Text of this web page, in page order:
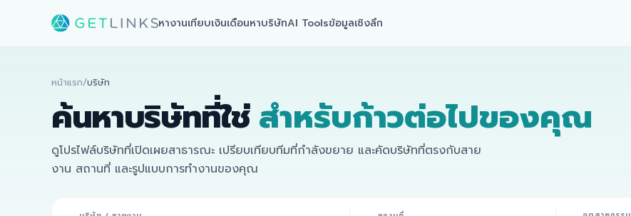
หางานเทียบเงินเดือนหาบริษัทAI Toolsข้อมูลเชิงลึก
หน้าแรก/บริษัท
ค้นหาบริษัทที่ใช่ สำหรับก้าวต่อไปของคุณ
ดูโปรไฟล์บริษัทที่เปิดเผยสาธารณะ เปรียบเทียบทีมที่กำลังขยาย และคัดบริษัทที่ตรงกับสาย
งาน สถานที่ และรูปแบบการทำงานของคุณ